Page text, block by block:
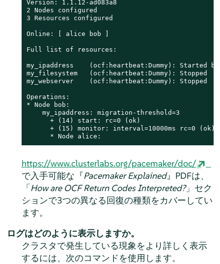
Version: 1.1.12-ad083a8
2 Nodes configured
3 Resources configured
Online: [ alice bob ]
Full list of resources:
my_ipaddress    (ocf:heartbeat:Dummy): Started
my_filesystem   (ocf:heartbeat:Dummy): Stopped
my_webserver    (ocf:heartbeat:Dummy): Stopped
Operations:
* Node bob:
    my_ipaddress: migration-threshold=3
      + (14) start: rc=0 (ok)
      + (15) monitor: interval=10000ms rc=0 (ok)
      * Node alice:
https://www.clusterlabs.org/pacemaker/doc/
で入手可能な『Pacemaker Explained』PDFは、
「How are OCF Return Codes Interpreted?」セク
ションで3つの異なる回復の種類をカバーしてい
ます。
ログはどのように表示しますか。
クラスタで発生している現象をより詳しく表示
するには、次のコマンドを使用します。